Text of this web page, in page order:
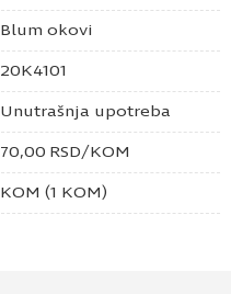
Blum okovi
20K4101
Unutrašnja upotreba
70,00 RSD/KOM
KOM (1 KOM)